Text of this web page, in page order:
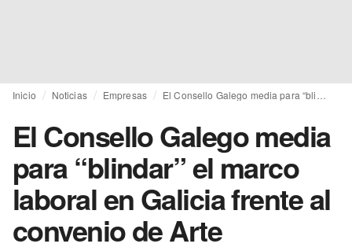
Inicio Noticias Empresas
El Consello Galego media
para “blindar” el marco
laboral en Galicia frente al
convenio de Arte